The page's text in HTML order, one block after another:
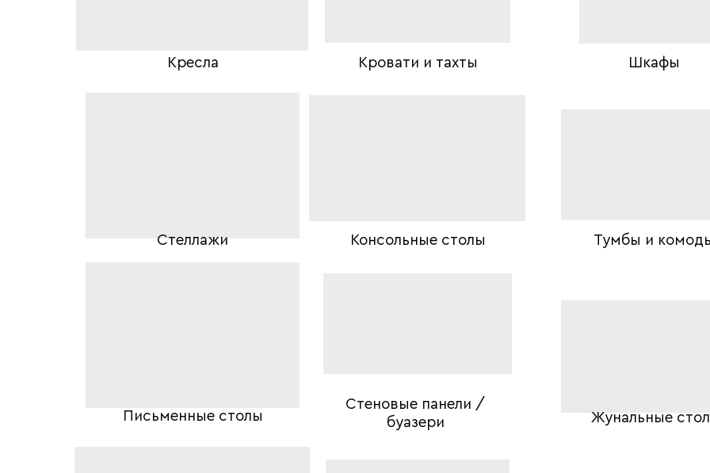
Стеллажи
Кровати и тахты
Кресла
Тумбы и
Консольные столы
Жунальные
Шкафы
Стеновые панели /
буазери
Письменные столы